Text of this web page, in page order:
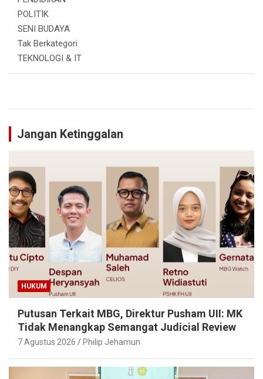
POLITIK
SENI BUDAYA
Tak Berkategori
TEKNOLOGI & IT
Jangan Ketinggalan
HUKUM
Putusan Terkait MBG, Direktur Pusham UII: MK
Tidak Menangkap Semangat Judicial Review
7 Agustus 2026 Philip Jehamun